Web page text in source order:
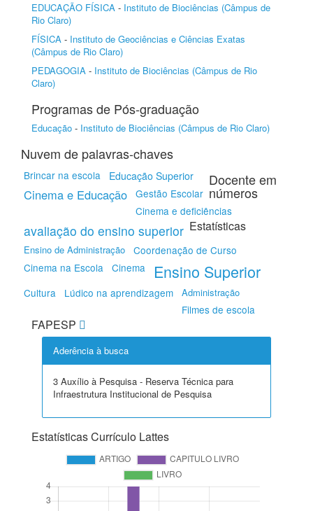
EDUCAÇÃO FÍSICA - Instituto de Biociências (Câmpus de
Rio Claro)
FÍSICA - Instituto de Geociências e Ciências Exatas
(Câmpus de Rio Claro)
PEDAGOGIA - Instituto de Biociências (Câmpus de Rio
Claro)
Programas de Pós-graduação
Educação - Instituto de Biociências (Câmpus de Rio Claro)
Nuvem de palavras-chaves
Brincar na escola Educação Superior
Cinema e Educação Gestão Escolar
Cinema e deficiências
avaliação do ensino superior
Ensino de Administração
Coordenação de Curso
Cinema na Escola Cinema Ensino Superior
Cultura Lúdico na aprendizagem Administração
Filmes de escola
Docente em
números
Estatísticas
FAPESP
Aderência à busca
3 Auxílio à Pesquisa - Reserva Técnica para
Infraestrutura Institucional de Pesquisa
Estatísticas Currículo Lattes